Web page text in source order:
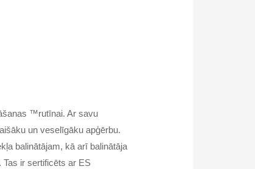
™rutīnai. Ar savu
un veselīgāku apģērbu.
balinātājam, kā arī balinātāja
Tas ir sertificēts ar ES